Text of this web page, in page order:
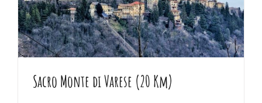
Sacro Monte di Varese (20 Km)